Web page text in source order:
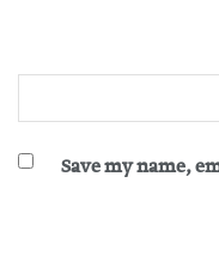
Save my name,